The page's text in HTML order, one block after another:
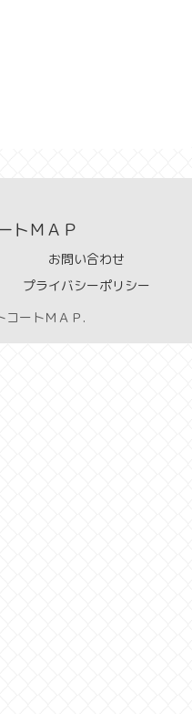
トＭＡＰ
お問い合わせ
プライバシーポリシー
ートＭＡＰ.